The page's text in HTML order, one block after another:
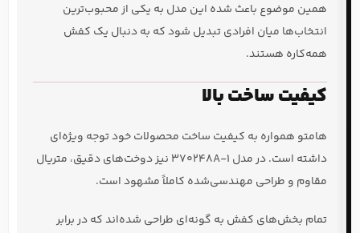
همین موضوع باعث شده این مدل به یکی از محبوب‌ترین
انتخاب‌ها میان افرادی تبدیل شود که به دنبال یک کفش
همه‌کاره هستند.
کیفیت ساخت بالا
هامتو همواره به کیفیت ساخت محصولات خود توجه ویژه‌ای
داشته است. در مدل 370248A-1 نیز دوخت‌های دقیق، متریال
مقاوم و طراحی مهندسی‌شده کاملاً مشهود است.
تمام بخش‌های کفش به گونه‌ای طراحی شده‌اند که در برابر